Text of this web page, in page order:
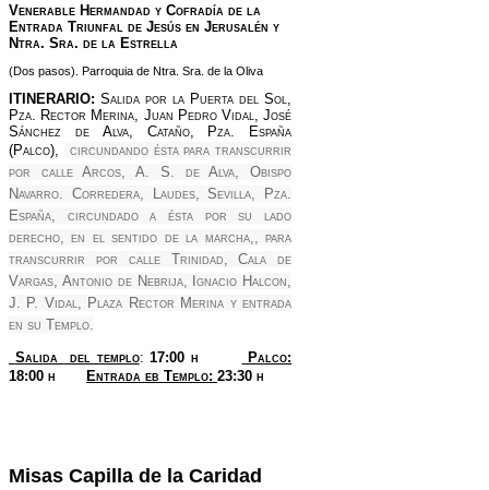
Venerable Hermandad y Cofradía de la
Entrada Triunfal de Jesús en Jerusalén y
Ntra. Sra. de la Estrella
(Dos pasos). Parroquia de Ntra. Sra. de la Oliva
ITINERARIO: Salida por la Puerta del Sol,
Pza. Rector Merina, Juan Pedro Vidal, José
Sánchez de Alva, Cataño, Pza. España
(Palco),
circundando ésta para transcurrir
por calle Arcos, A. S. de Alva, Obispo
Navarro. Corredera, Laudes, Sevilla, Pza.
España, circundado a ésta por su lado
derecho, en el sentido de la marcha,, para
transcurrir por calle Trinidad, Cala de
Vargas, Antonio de Nebrija, Ignacio Halcon,
J. P. Vidal, Plaza Rector Merina y entrada
en su Templo.
Salida
del templo:17:00 h
Palco:
18:00 h
Entrada eb Templo: 23:30 h
Misas Capilla de la Caridad